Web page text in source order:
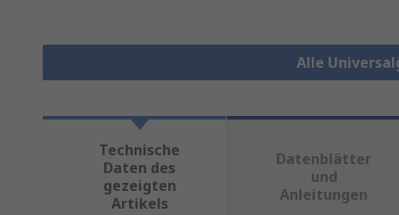
Alle
Technische
Daten des
gezeigten
Artikels
Datenblätter
und
Anleitungen